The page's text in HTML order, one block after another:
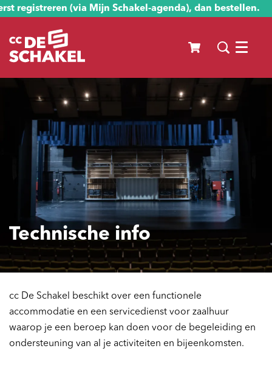
registreren (via Mijn Schakel-agenda), dan bestellen.
Menu
Technische info
cc De Schakel beschikt over een functionele
accommodatie en een servicedienst voor zaalhuur
waarop je een beroep kan doen voor de begeleiding en
ondersteuning van al je activiteiten en bijeenkomsten.